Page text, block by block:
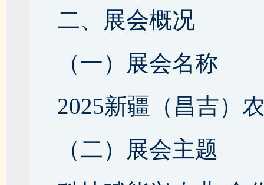
二、展会概况
（一）展会名称
2025新疆（昌吉）
（二）展会主题